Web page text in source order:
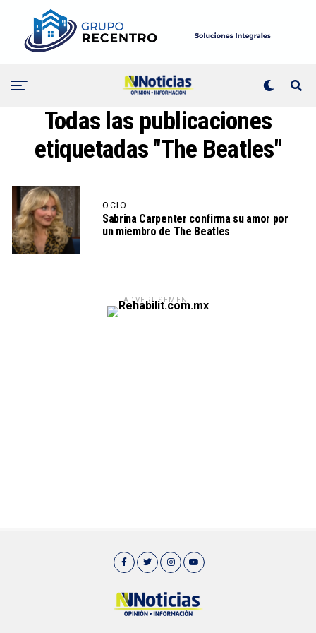
Todas las publicaciones
etiquetadas "The Beatles"
OCIO
Sabrina Carpenter confirma su amor por
un miembro de The Beatles
ADVERTISEMENT